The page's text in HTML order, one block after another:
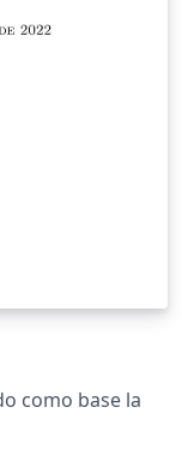
como base la